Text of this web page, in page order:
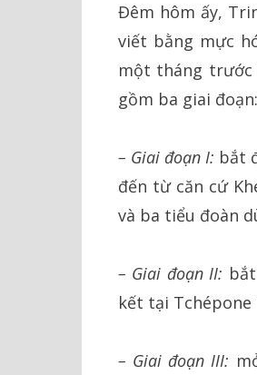
Đêm hôm ấy,
viết bằng mực
một tháng trước
gồm ba giai đoạn:
– Giai đoạn I: bắt
đến từ căn cứ
và ba tiểu đoàn
– Giai đoạn II:
kết tại Tchépone
– Giai đoạn III: